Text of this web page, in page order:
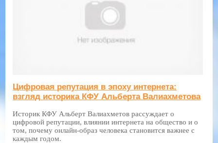
Цифровая репутация в эпоху интернета:
взгляд историка КФУ Альберта Валиахметова
Историк КФУ Альберт Валиахметов рассуждает о
цифровой репутации, влиянии интернета на общество и о
том, почему онлайн-образ человека становится важнее с
каждым годом.